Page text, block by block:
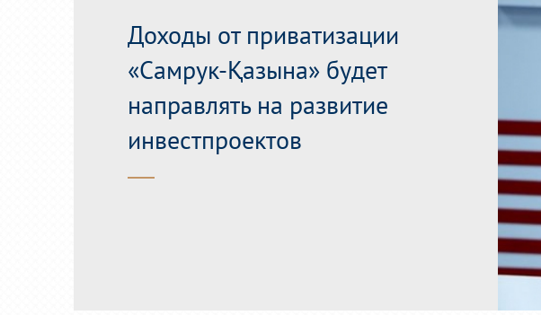
Доходы от приватизации
«Самрук-Қазына» будет
направлять на развитие
инвестпроектов